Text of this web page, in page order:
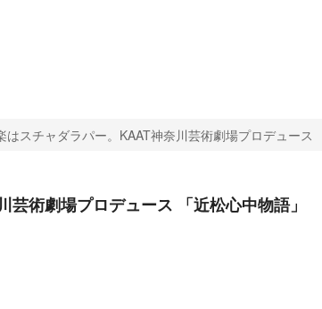
スチャダラパー。KAAT神奈川芸術劇場プロデュース
術劇場プロデュース 「近松心中物語」